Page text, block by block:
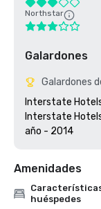
Northstar
Galardones
Galardones
Interstate
Interstate
Amenidades
huéspedes